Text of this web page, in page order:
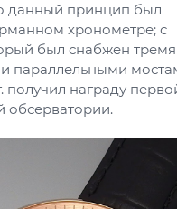
данный принцип был
хронометре; с
был снабжен тремя
параллельными
награду
обсерватории.